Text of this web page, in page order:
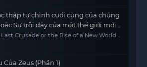
thập tự chinh cuối cùng của chúng
Sự trỗi dậy của một thế giới mới
2 Crusade or the Rise of a New World
Của Zeus (Phần 1)